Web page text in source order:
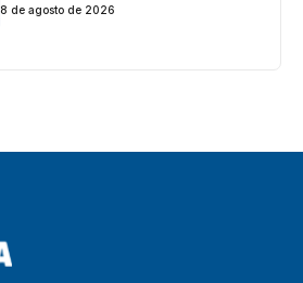
8 de agosto de 2026